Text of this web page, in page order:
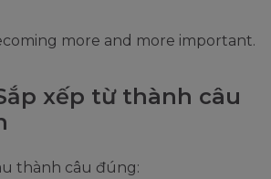
more and more important.
xếp từ thành câu
thành câu đúng: